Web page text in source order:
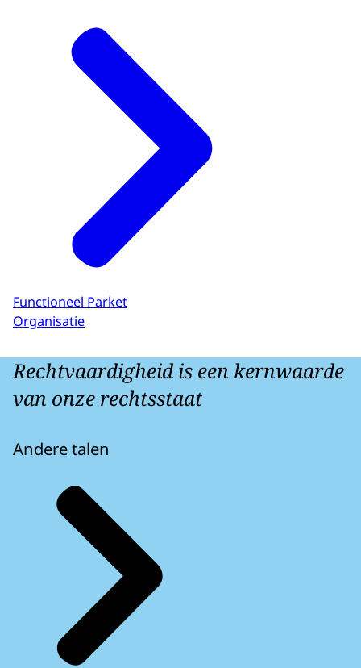
Functioneel Parket
Organisatie
Rechtvaardigheid is een kernwaarde
van onze rechtsstaat
Andere talen